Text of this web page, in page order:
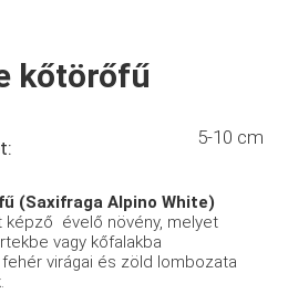
kőtörőfű
5-10 cm
(Saxifraga Alpino White)
képző évelő növény, melyet
vagy kőfalakba
virágai és zöld lombozata